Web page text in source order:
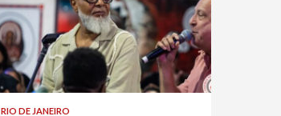
RIO DE JANEIRO